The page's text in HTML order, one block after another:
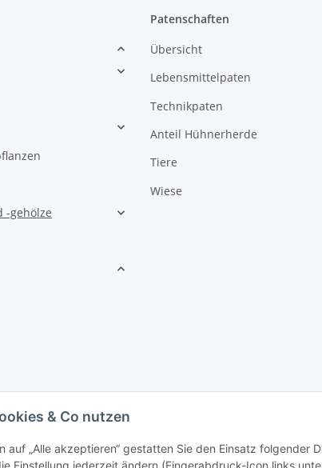
& Co nutzen
auf „Alle akzeptieren“ gestatten Sie den Einsatz folgender
-gehölze
Patenschaften
Übersicht
Lebensmittelpaten
Technikpaten
Anteil Hühnerherde
Tiere
Wiese